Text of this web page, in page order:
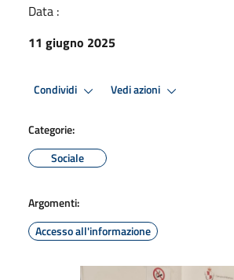
Data :
11 giugno 2025
Condividi Vedi azioni
Categorie:
Sociale
Argomenti:
Accesso all'informazione